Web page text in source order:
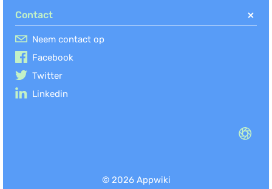
Contact
Neem contact op
Facebook
Twitter
Linkedin
© 2026 Appwiki